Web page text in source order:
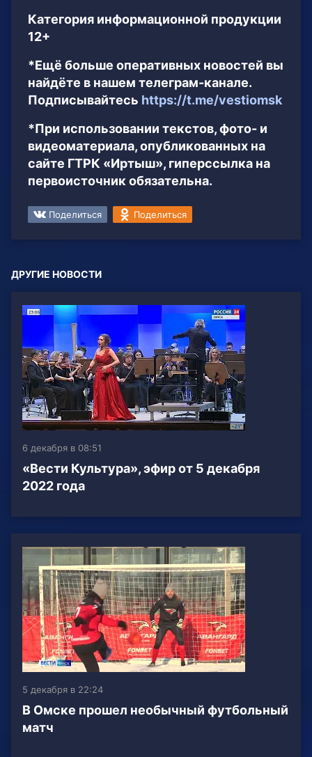
Категория информационной продукции
12+
*Ещё больше оперативных новостей вы
найдёте в нашем телеграм-канале.
Подписывайтесь https://t.me/vestiomsk
*При использовании текстов, фото- и
видеоматериала, опубликованных на
сайте ГТРК «Иртыш», гиперссылка на
первоисточник обязательна.
Поделиться Поделиться
ДРУГИЕ НОВОСТИ
6 декабря в 08:51
«Вести Культура», эфир от 5 декабря
2022 года
5 декабря в 22:24
В Омске прошел необычный футбольный
матч